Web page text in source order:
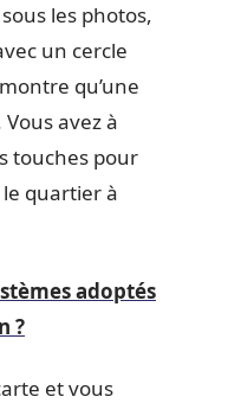
les photos,
un cercle
qu’une
avez à
touches pour
quartier à
adoptés
?
et vous